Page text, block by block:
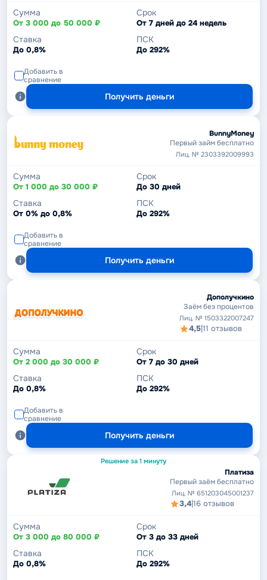
Сумма
От 3 000 до 50 000 ₽
Срок
От 7 дней до 24 недель
Ставка
До 0,8%
ПСК
До 292%
Добавить в
сравнение
Получить деньги
BunnyMoney
Первый займ бесплатно
Лиц. № 2303392009993
Сумма
От 1 000 до 30 000 ₽
Срок
До 30 дней
Ставка
От 0% до 0,8%
ПСК
До 292%
Добавить в
сравнение
Получить деньги
Дополучкино
Заём без процентов
Лиц. № 1503322007247
4,5|11 отзывов
Сумма
От 2 000 до 30 000 ₽
Срок
От 7 до 30 дней
Ставка
До 0,8%
ПСК
До 292%
Добавить в
сравнение
Получить деньги
Решение за 1 минуту
Платиза
Первый заём бесплатно
Лиц. № 651203045001237
3,4|16 отзывов
Сумма
От 3 000 до 80 000 ₽
Срок
От 3 до 33 дней
Ставка
До 0,8%
ПСК
До 292%